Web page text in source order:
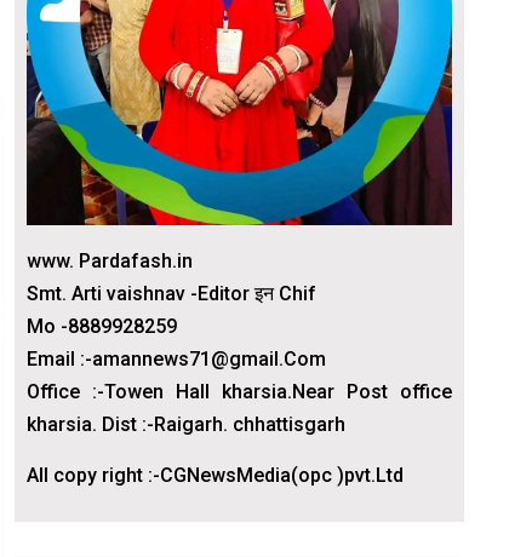
www. Pardafash.in
Smt. Arti vaishnav -Editor इन Chif
Mo -8889928259
Email :-amannews71@gmail.Com
Office :-Towen Hall kharsia.Near Post office
kharsia. Dist :-Raigarh. chhattisgarh
All copy right :-CGNewsMedia(opc )pvt.Ltd